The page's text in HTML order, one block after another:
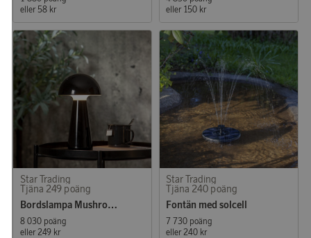
eller 58 kr
eller 150 kr
Star Trading
Tjäna 249 poäng
Bordslampa Mushroom
8 030 poäng
eller 249 kr
Star Trading
Tjäna 240 poäng
Fontän med solcell
7 730 poäng
eller 240 kr